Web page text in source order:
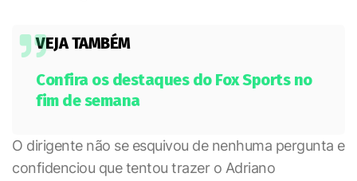
VEJA TAMBÉM
Confira os destaques do Fox Sports no
fim de semana
O dirigente não se esquivou de nenhuma pergunta e
confidenciou que tentou trazer o Adriano